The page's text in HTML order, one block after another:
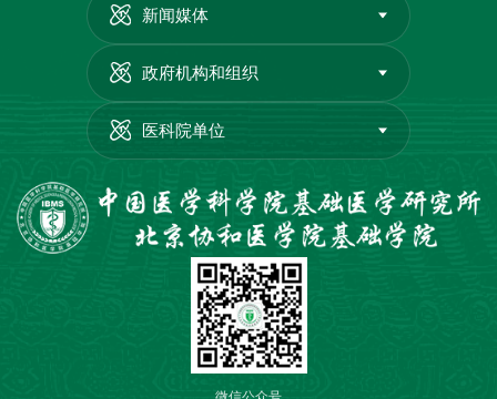
新闻媒体
政府机构和组织
医科院单位